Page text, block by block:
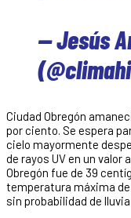
— Jesús
Ciudad Obregón
por ciento. Se espera
cielo mayormente
de rayos UV en un valor
Obregón fue de 39
temperatura máxima
sin probabilidad de